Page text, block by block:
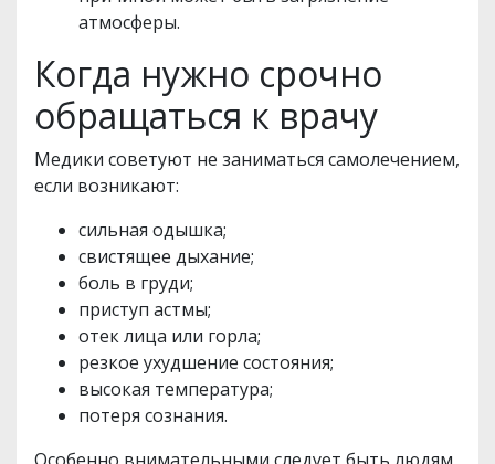
атмосферы.
Когда нужно срочно
обращаться к врачу
Медики советуют не заниматься самолечением,
если возникают:
сильная одышка;
свистящее дыхание;
боль в груди;
приступ астмы;
отек лица или горла;
резкое ухудшение состояния;
высокая температура;
потеря сознания.